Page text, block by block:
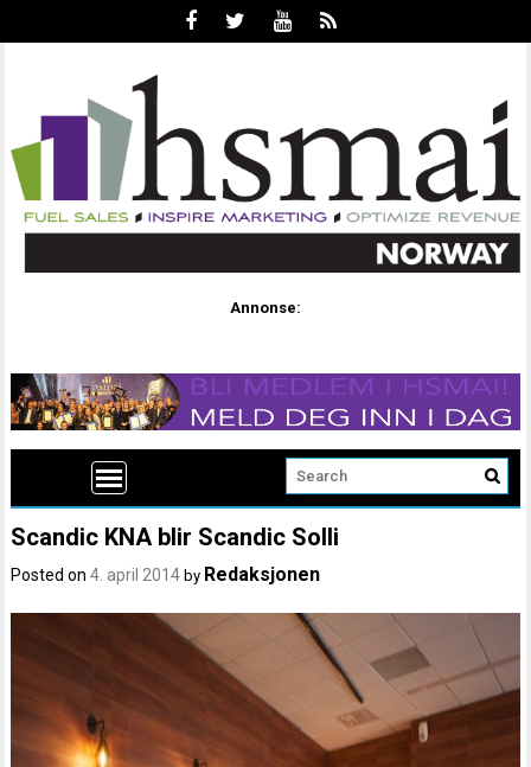
Annonse:
Scandic KNA blir Scandic Solli
Posted on4. april 2014 by Redaksjonen